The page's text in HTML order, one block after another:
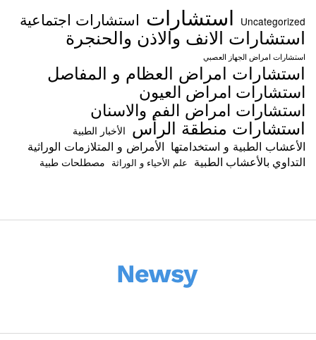
Uncategorized استشارات استشارات اجتماعية
استشارات الانف والاذن والحنجرة
استشارات امراض الجهاز العصبي
استشارات امراض العظام و المفاصل
استشارات امراض العيون
استشارات امراض الفم والاسنان
استشارات منطقة الرأس الأخبار الطبية
الأعشاب الطبية و استخدامتها الأمراض و المتلازمات الوراثية
التداوي بالأعشاب الطبية علم الأحياء و الوراثة مصطلحات طبية